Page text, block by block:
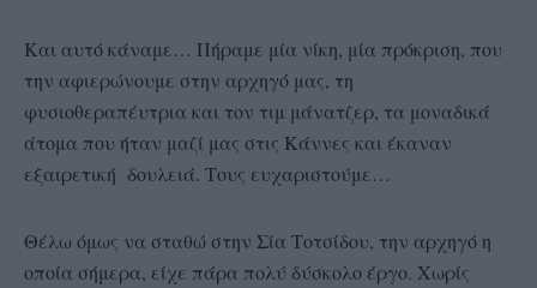
Και αυτό κάναμε… Πήραμε μία νίκη, μία πρόκριση, που
την αφιερώνουμε στην αρχηγό μας, τη
φυσιοθεραπέυτρια και τον τιμ μάνατζερ, τα μοναδικά
άτομα που ήταν μαζί μας στις Κάννες και έκαναν
εξαιρετική δουλειά. Τους ευχαριστούμε…
Θέλω όμως να σταθώ στην Σία Τοτσίδου, την αρχηγό η
οποία σήμερα, είχε πάρα πολύ δύσκολο έργο. Χωρίς